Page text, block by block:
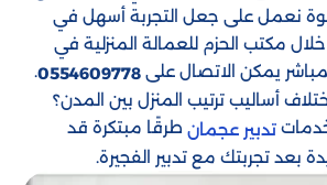
نعمل على جعل التجربة أسهل في
مكتب الحزم للعمالة المنزلية في
يمكن الاتصال على 0554609778
.
أساليب ترتيب المنزل بين المدن؟
تدبير عجمان طرقًا مبتكرة قد
بعد تجربتك مع تدبير الفجيرة.